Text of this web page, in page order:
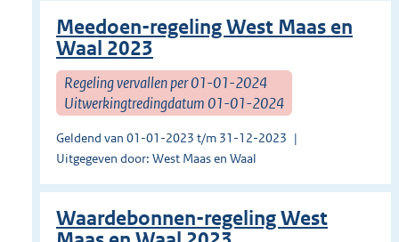
Meedoen-regeling West Maas en
Waal 2023
Regeling vervallen per 01-01-2024
Uitwerkingtredingdatum 01-01-2024
Geldend van 01-01-2023 t/m 31-12-2023
Uitgegeven door: West Maas en Waal
Waardebonnen-regeling West